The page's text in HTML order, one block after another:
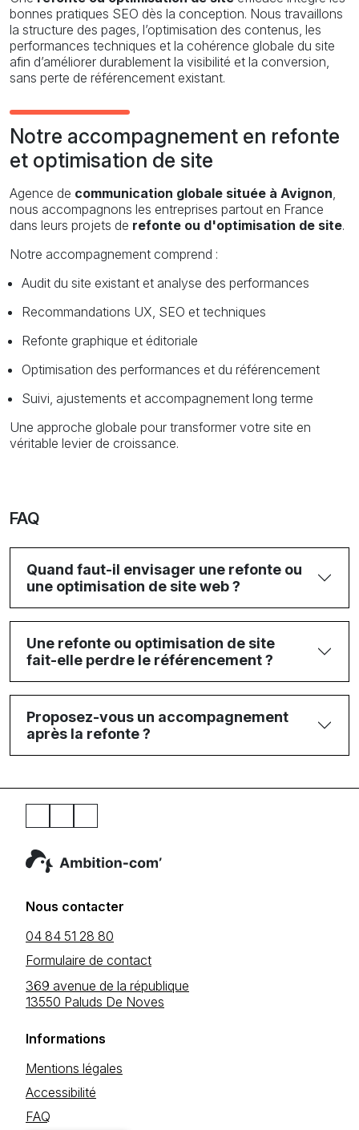
bonnes pratiques SEO dès la conception. Nous travaillons
la structure des pages, l’optimisation des contenus, les
performances techniques et la cohérence globale du site
afin d’améliorer durablement la visibilité et la conversion,
sans perte de référencement existant.
Notre accompagnement en refonte
et optimisation de site
Agence de communication globale située à Avignon
nous accompagnons les entreprises partout en France
dans leurs projets de refonte ou d'optimisation de site.
Notre accompagnement comprend :
Audit du site existant et analyse des performances
Recommandations UX, SEO et techniques
Refonte graphique et éditoriale
Optimisation des performances et du référencement
Suivi, ajustements et accompagnement long terme
Une approche globale pour transformer votre site en
véritable levier de croissance.
FAQ
Quand faut-il envisager une refonte ou
une optimisation de site web ?
Une refonte ou optimisation de site
fait-elle perdre le référencement ?
Proposez-vous un accompagnement
après la refonte ?
Nous contacter
04 84 51 28 80
Formulaire de contact
369 avenue de la république
13550 Paluds De Noves
Informations
Mentions légales
Accessibilité
FAQ